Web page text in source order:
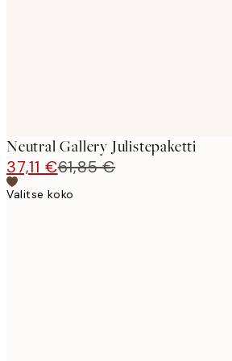
Neutral Gallery Julistepaketti
37,11 €61,85 €
Valitse koko